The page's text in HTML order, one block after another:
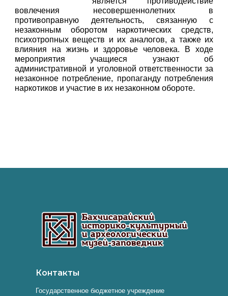
вовлечения несовершеннолетних в
противоправную деятельность, связанную с
незаконным оборотом наркотических средств,
психотропных веществ и их аналогов, а также их
влияния на жизнь и здоровье человека. В ходе
мероприятия учащиеся узнают об
административной и уголовной ответственности за
незаконное потребление, пропаганду потребления
наркотиков и участие в их незаконном обороте.
Контакты
Государственное бюджетное учреждение